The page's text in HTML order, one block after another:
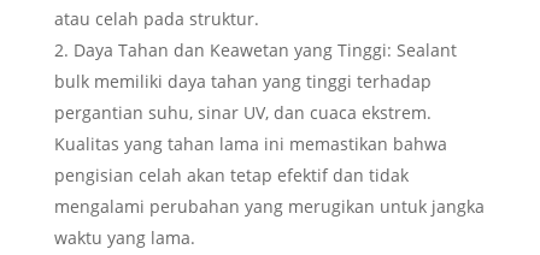
atau celah pada struktur.
Daya Tahan dan Keawetan yang Tinggi: Sealant
bulk memiliki daya tahan yang tinggi terhadap
pergantian suhu, sinar UV, dan cuaca ekstrem.
Kualitas yang tahan lama ini memastikan bahwa
pengisian celah akan tetap efektif dan tidak
mengalami perubahan yang merugikan untuk jangka
waktu yang lama.